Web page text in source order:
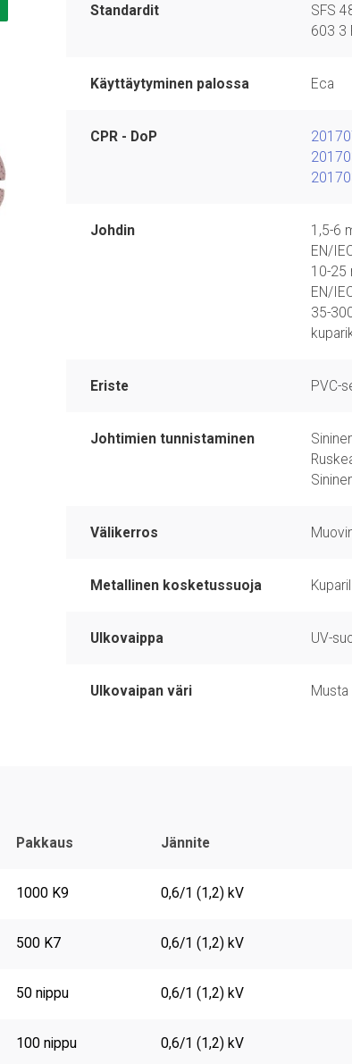
Standardit
SFS
603 3
Käyttäytyminen palossa Eca
CPR - DoP
Johdin
1,5-6
EN/
10-25
EN/
35-
Eriste PVC-
Johtimien tunnistaminen
Välikerros
Metallinen kosketussuoja
Ulkovaippa UV-
Ulkovaipan väri Musta
Pakkaus Jännite
1000 K9 0,6/1 (1,2) kV
500 K7 0,6/1 (1,2) kV
50 nippu 0,6/1 (1,2) kV
100 nippu 0,6/1 (1,2) kV